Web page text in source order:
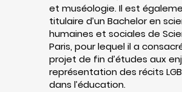
et muséologie. Il est
titulaire d’un Bachelor en
humaines et sociales de
Paris, pour lequel il a
projet de fin d’études aux
représentation des récits
dans l’éducation.